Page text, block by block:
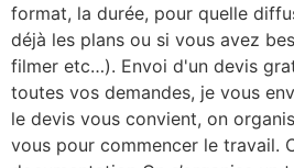
format, la durée, pour quelle
déjà les plans ou si vous avez
filmer etc…). Envoi d'un devis
toutes vos demandes, je vous
le devis vous convient, on
vous pour commencer le travail.